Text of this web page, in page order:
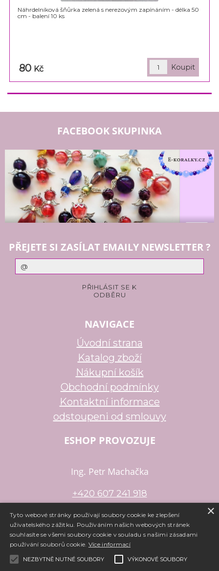
Náhrdelníková šňůrka zelená s nerezovým zapínáním - délka 50
cm - balení 10 ks
80 Kč
FACEBOOK SKUPINKA
PŘEJETE SI ZASÍLAT EMAILY NEWSLETTER ?
NAVIGACE
Úvodní strana
Katalog zboží
Nákupní košík
Obchodní podmínky
Kontaktní informace
odstoupeni od smlouvy
ESHOP PROVOZUJE
Ing. Petr Machačka
+420 607 241 918
petr.machacka@email.cz
e-shopuapronájem e-shopu Shop5.cz
×
Tyto webové stránky používají soubory cookie ke zlepšení
uživatelského zážitku. Používáním našich webových stránek
souhlasíte se všemi soubory cookie v souladu s našimi zásadami
používání souborů cookie. Více informací
NEZBYTNĚ NUTNÉ SOUBORY VÝKONOVÉ SOUBORY